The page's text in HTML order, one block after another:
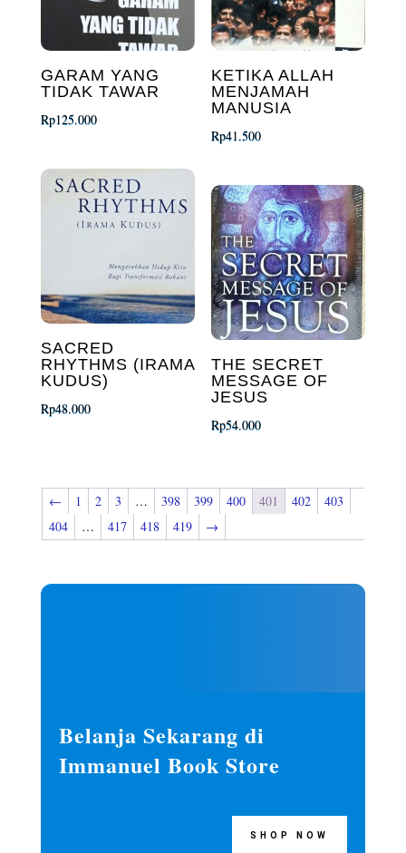
GARAM YANG
TIDAK TAWAR
Rp125.000
KETIKA ALLAH
MENJAMAH
MANUSIA
Rp41.500
SACRED
RHYTHMS (IRAMA
KUDUS)
Rp48.000
THE SECRET
MESSAGE OF
JESUS
Rp54.000
← 1 2 3 … 398 399 400 401 402
403
404
… 417 418 419 →
Belanja Sekarang di
Immanuel Book Store
SHOP NOW